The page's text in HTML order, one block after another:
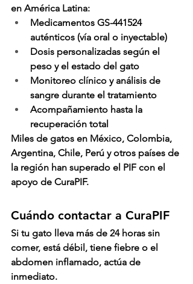
en América Latina:
Medicamentos GS-441524
auténticos (vía oral o inyectable)
Dosis personalizadas según el
peso y el estado del gato
Monitoreo clínico y análisis de
sangre durante el tratamiento
Acompañamiento hasta la
recuperación total
Miles de gatos en México, Colombia,
Argentina, Chile, Perú y otros países de
la región han superado el PIF con el
apoyo de CuraPIF.
Cuándo contactar a CuraPIF
Si tu gato lleva más de 24 horas sin
comer, está débil, tiene fiebre o el
abdomen inflamado, actúa de
inmediato.